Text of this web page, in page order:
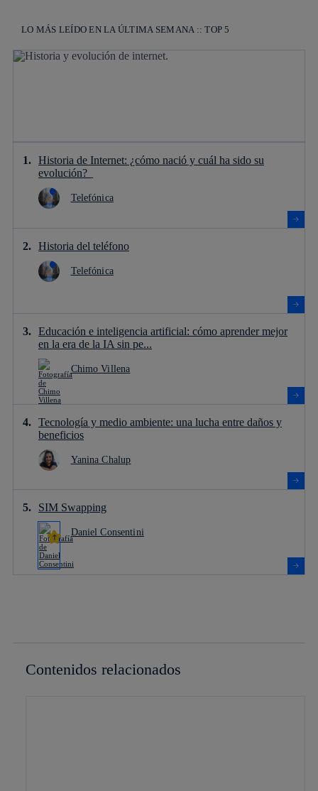
LO MÁS LEÍDO EN LA ÚLTIMA SEMANA :: TOP 5
Historia de Internet: ¿cómo nació y cuál ha sido su
evolución?
Telefónica
Historia del teléfono
Telefónica
Educación e inteligencia artificial: cómo aprender mejor
en la era de la IA sin pe...
Chimo Villena
Tecnología y medio ambiente: una lucha entre daños y
beneficios
Yanina Chalup
SIM Swapping
Daniel Consentini
Contenidos relacionados